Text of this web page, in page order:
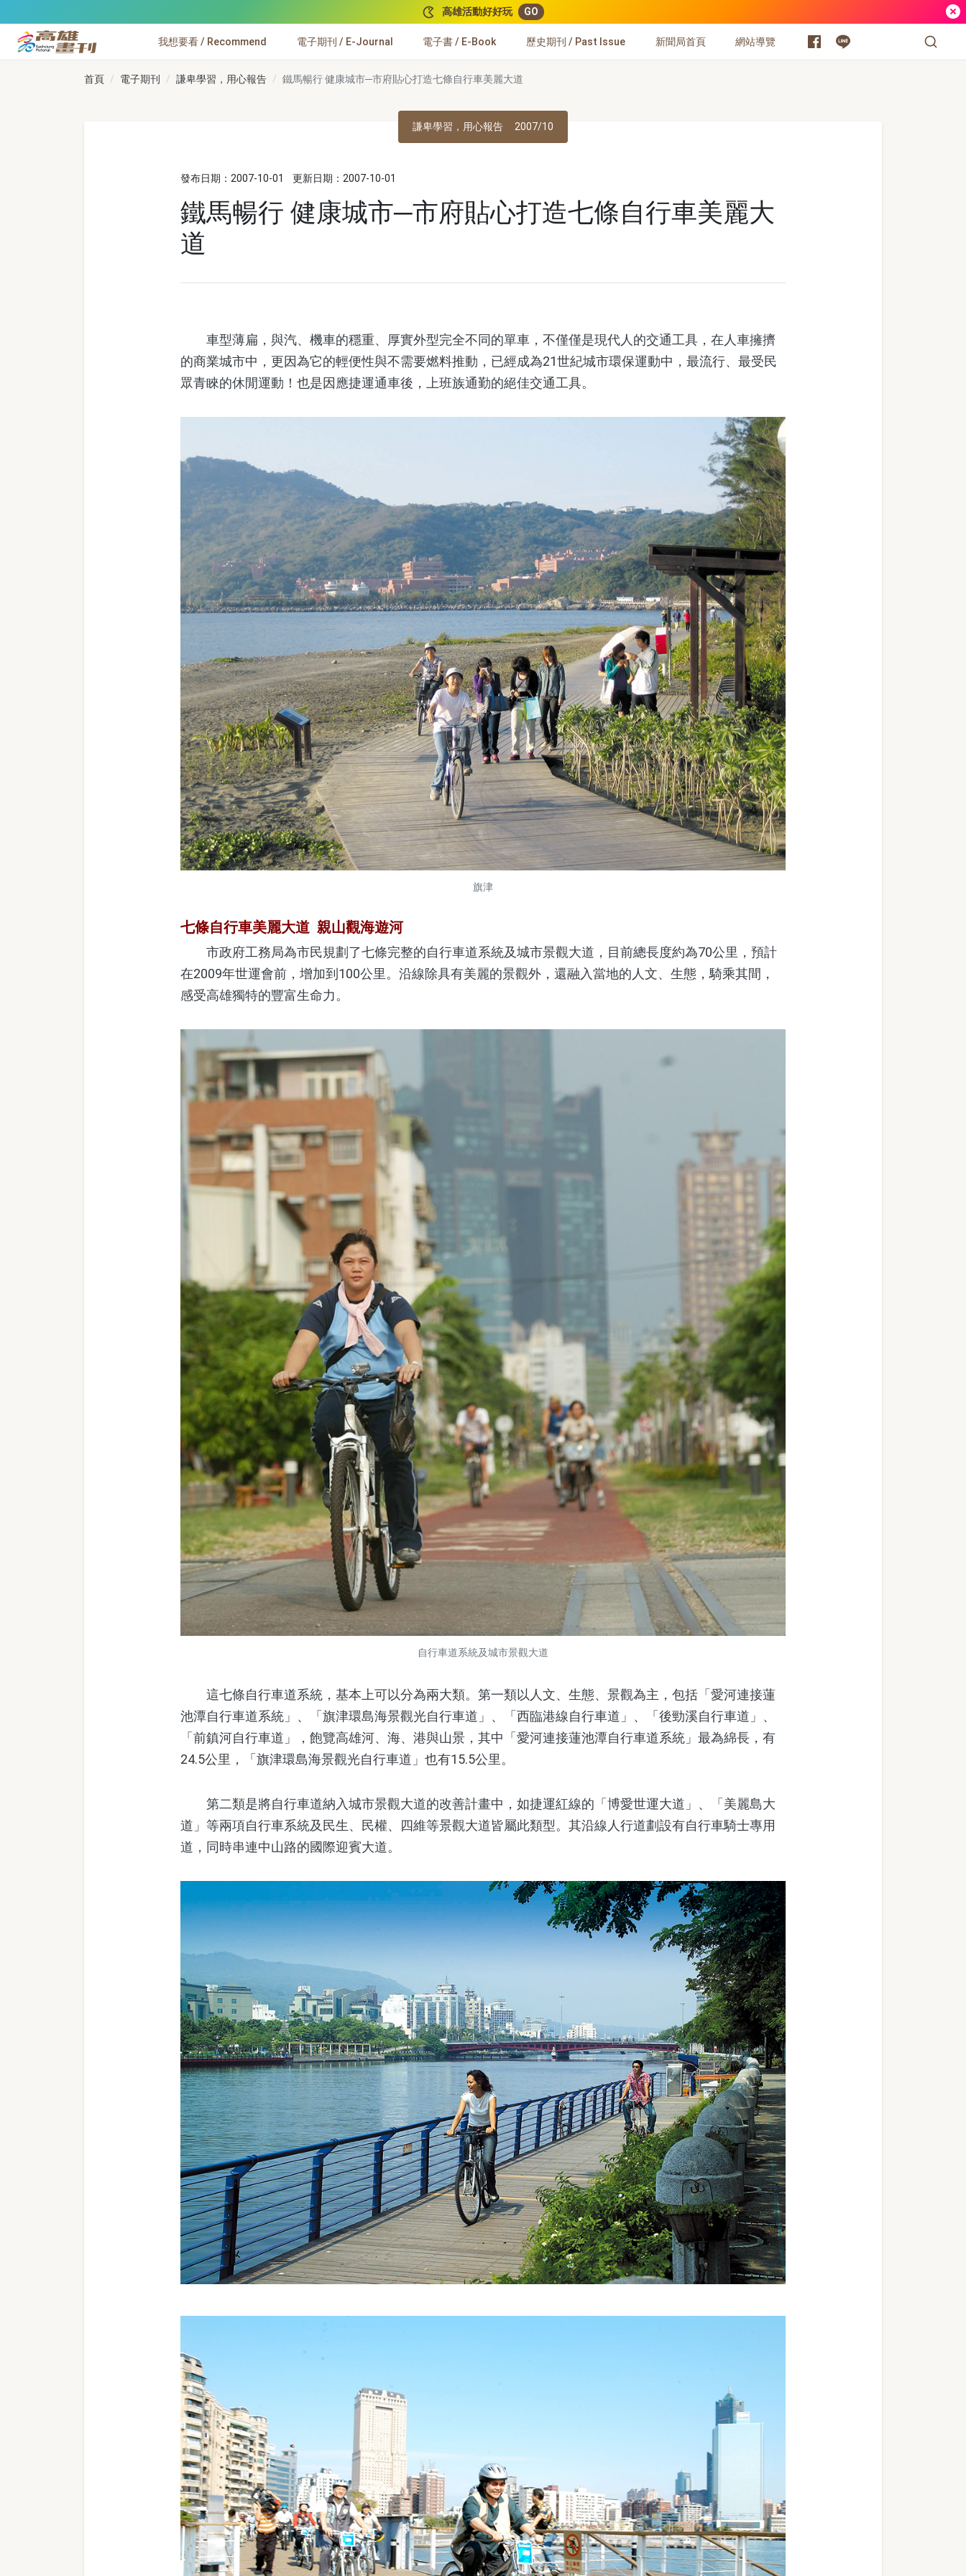
高雄活動好好玩 GO
高雄畫刊
我想要看 / Recommend 電子期刊 / E-Journal 電子書 / E-Book 歷史期刊 / Past Issue 新聞局首頁 網站導覽
首頁 電子期刊 謙卑學習，用心報告 鐵馬暢行 健康城市─市府貼心打造七條自行車美麗大道
謙卑學習，用心報告 2007/10
發布日期：2007-10-01 更新日期：2007-10-01
鐵馬暢行 健康城市─市府貼心打造七條自行車美麗大
道
車型薄扁，與汽、機車的穩重、厚實外型完全不同的單車，不僅僅是現代人的交通工具，在人車擁擠
的商業城市中，更因為它的輕便性與不需要燃料推動，已經成為21世紀城市環保運動中，最流行、最受民
眾青睞的休閒運動！也是因應捷運通車後，上班族通勤的絕佳交通工具。
旗津
七條自行車美麗大道 親山觀海遊河
市政府工務局為市民規劃了七條完整的自行車道系統及城市景觀大道，目前總長度約為70公里，預計
在2009年世運會前，增加到100公里。沿線除具有美麗的景觀外，還融入當地的人文、生態，騎乘其間，
感受高雄獨特的豐富生命力。
自行車道系統及城市景觀大道
這七條自行車道系統，基本上可以分為兩大類。第一類以人文、生態、景觀為主，包括「愛河連接蓮
池潭自行車道系統」、「旗津環島海景觀光自行車道」、「西臨港線自行車道」、「後勁溪自行車道」、
「前鎮河自行車道」，飽覽高雄河、海、港與山景，其中「愛河連接蓮池潭自行車道系統」最為綿長，有
24.5公里，「旗津環島海景觀光自行車道」也有15.5公里。
第二類是將自行車道納入城市景觀大道的改善計畫中，如捷運紅線的「博愛世運大道」、「美麗島大
道」等兩項自行車系統及民生、民權、四維等景觀大道皆屬此類型。其沿線人行道劃設有自行車騎士專用
道，同時串連中山路的國際迎賓大道。